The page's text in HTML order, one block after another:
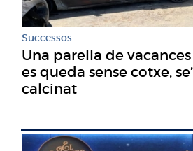
Successos
Una parella de
es queda sense cotxe,
calcinat